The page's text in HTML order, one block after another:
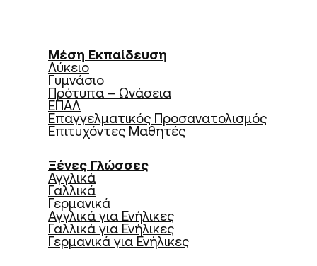
Μέση Εκπαίδευση
Λύκειο
Γυμνάσιο
Πρότυπα – Ωνάσεια
ΕΠΑΛ
Επαγγελματικός Προσανατολισμός
Επιτυχόντες Μαθητές
Ξένες Γλώσσες
Αγγλικά
Γαλλικά
Γερμανικά
Αγγλικά για Ενήλικες
Γαλλικά για Ενήλικες
Γερμανικά για Ενήλικες